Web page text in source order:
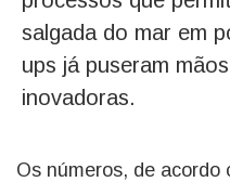
salgada do mar em
ups já puseram
inovadoras.
Os números, de acordo